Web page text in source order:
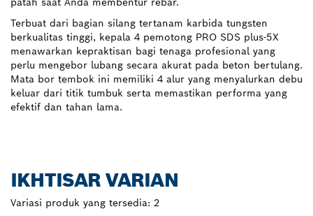
Terbuat dari bagian silang tertanam karbida tungsten
berkualitas tinggi, kepala 4 pemotong PRO SDS plus-5X
menawarkan kepraktisan bagi tenaga profesional yang
perlu mengebor lubang secara akurat pada beton bertulang.
Mata bor tembok ini memiliki 4 alur yang menyalurkan debu
keluar dari titik tumbuk serta memastikan performa yang
efektif dan tahan lama.
IKHTISAR VARIAN
Variasi produk yang tersedia: 2